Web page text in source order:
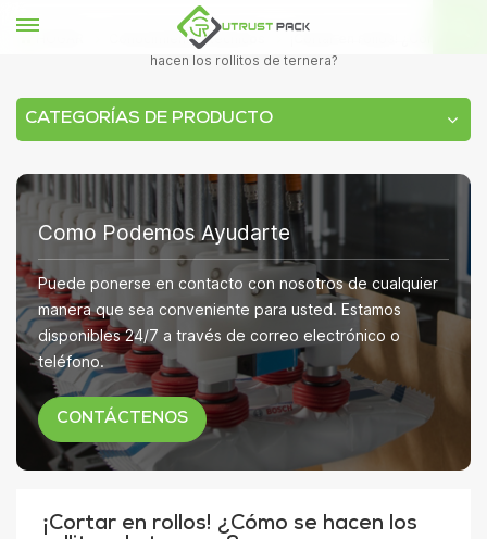
Conocimientos técnicos
hacen los rollitos de ternera?
CATEGORÍAS DE PRODUCTO
Como Podemos Ayudarte
Puede ponerse en contacto con nosotros de cualquier
manera que sea conveniente para usted. Estamos
disponibles 24/7 a través de correo electrónico o
teléfono.
CONTÁCTENOS
¡Cortar en rollos! ¿Cómo se hacen los